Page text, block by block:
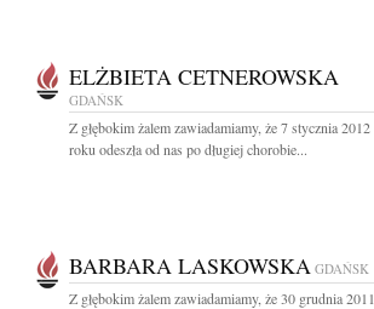
ELŻBIETA CETNEROWSKA
GDAŃSK
Z głębokim żalem zawiadamiamy, że 7 stycznia 2012
roku odeszła od nas po długiej chorobie...
BARBARA LASKOWSKA GDAŃSK
Z głębokim żalem zawiadamiamy, że 30 grudnia 2011